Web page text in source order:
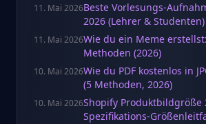
11. Mai 2026Beste Vorlesungs-
2026 (Lehrer & Studenten)
11. Mai 2026Wie du ein Meme
Methoden (2026)
10. Mai 2026Wie du PDF kostenlos in
(5 Methoden, 2026)
10. Mai 2026Shopify Produktbildgröße
Spezifikations-